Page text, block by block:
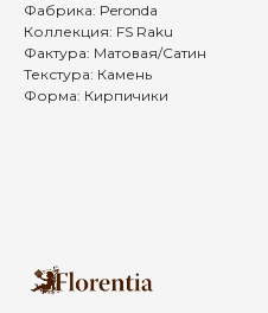
Фабрика: Peronda
Коллекция: FS Raku
Фактура: Матовая/Сатин
Текстура: Камень
Форма: Кирпичики